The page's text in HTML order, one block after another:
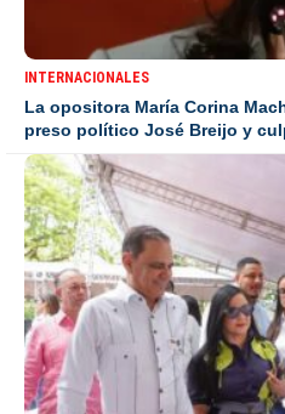
INTERNACIONALES
La opositora María Corina
preso político José Breijo y